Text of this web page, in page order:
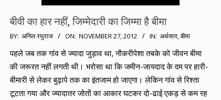
बीवी का हार नहीं, जिम्मेदारी का जिम्मा है बीमा
2012-
11-
27
BY: अनिल रघुराज ON: NOVEMBER 27, 2012 IN: अर्थसार,बीमा
पहले जब तक गांव से ज्यादा जुड़ाव था, नौकरीपेशा तबके को जीवन बीमा
की जरूरत नहीं लगती थी। भरोसा था कि जमीन-जायदाद के दम पर हारी-
बीमारी से लेकर बुढ़ापे तक का इंतजाम हो जाएगा। लेकिन गांव से रिश्ता
टूटता गया और ज्यादातर जोतों का आकार घटकर दो-ढाई एकड़ से कम रह